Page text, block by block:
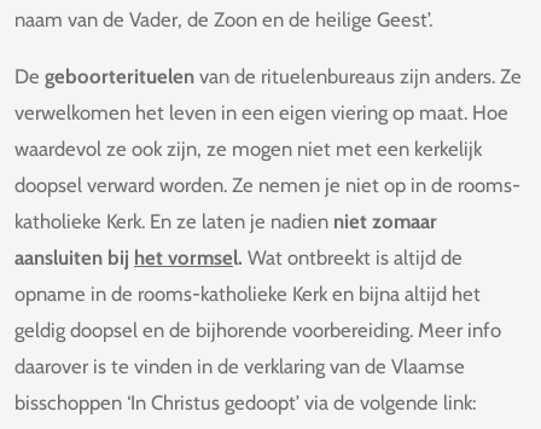
naam van de Vader, de Zoon en de heilige Geest’.
De geboorterituelen van de rituelenbureaus zijn anders. Ze
verwelkomen het leven in een eigen viering op maat. Hoe
waardevol ze ook zijn, ze mogen niet met een kerkelijk
doopsel verward worden. Ze nemen je niet op in de rooms-
katholieke Kerk. En ze laten je nadien niet zomaar
aansluiten bij het vormsel. Wat ontbreekt is altijd de
opname in de rooms-katholieke Kerk en bijna altijd het
geldig doopsel en de bijhorende voorbereiding. Meer info
daarover is te vinden in de verklaring van de Vlaamse
bisschoppen ‘In Christus gedoopt’ via de volgende link: